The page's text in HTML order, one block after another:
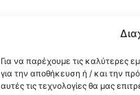
Για να παρέχουμε τις καλύτερες
για την αποθήκευση ή / και την
αυτές τις τεχνολογίες θα μας